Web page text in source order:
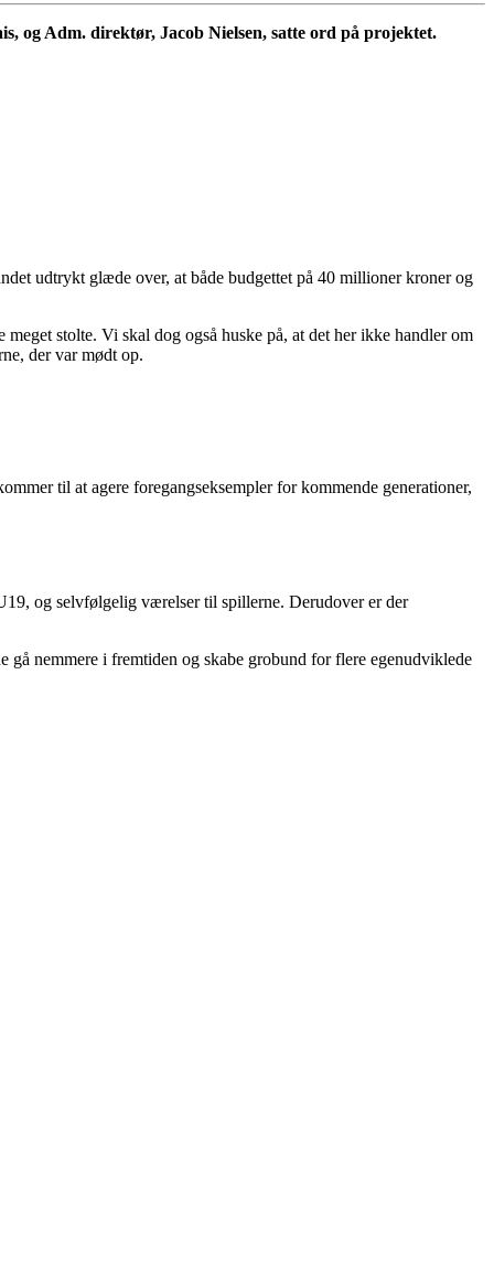
og Adm. direktør, Jacob Nielsen, satte ord på projektet.
udtrykt glæde over, at både budgettet på 40 millioner kroner og
stolte. Vi skal dog også huske på, at det her ikke handler om
der var mødt op.
til at agere foregangseksempler for kommende generationer,
og selvfølgelig værelser til spillerne. Derudover er der
nemmere i fremtiden og skabe grobund for flere egenudviklede